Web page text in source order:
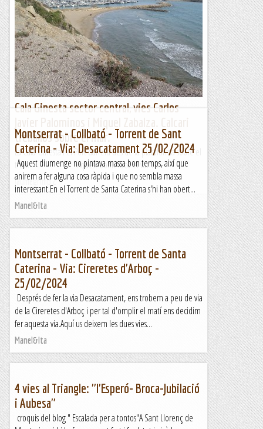
DISSABTE, 30 DE MARÇ Estem en plena Setmana Santa i
procurem amortitzar les possibilitats de sortir a escalar els
dies que podem, però el dijous varem fer molts...
Els Visas
Cala Ginesta sector central, vies Carlos
treballós sobre el mar.
La Cala Ginesta i el Port darrera des de la plataforma sobre el
tren. Aquest bonic racó el vam...
Jaumegrimp 2
Montserrat - Collbató - Torrent de Sant
Caterina - Via: Desacatament 25/02/2024
Aquest diumenge no pintava massa bon temps, així que
anirem a fer alguna cosa ràpida i que no sembla massa
interessant.En el Torrent de Santa Caterina s'hi han obert...
Manel&Ita
Montserrat - Collbató - Torrent de Santa
Caterina - Via: Cireretes d'Arboç -
25/02/2024
Després de fer la via Desacatament, ens trobem a peu de via
de la Cireretes d'Arboç i per tal d'omplir el matí ens decidim
fer aquesta via.Aquí us deixem les dues vies...
Manel&Ita
4 vies al Triangle: "l'Esperó- Broca-Jubilació
i Aubesa"
croquis del blog " Escalada per a tontos"A Sant Llorenç de